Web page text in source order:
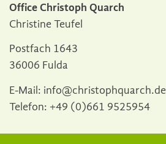
Office Christoph Quarch
Christine Teufel
Postfach 1643
36006 Fulda
E-Mail: info@christophquarch.de
Telefon: +49 (0)661 9525954